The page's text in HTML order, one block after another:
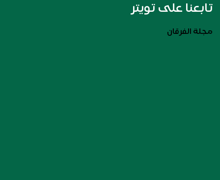
تابعنا على تويتر
مجلة الفرقان